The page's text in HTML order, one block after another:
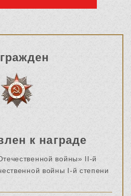
к награде
войны» II-й
войны I-й степени